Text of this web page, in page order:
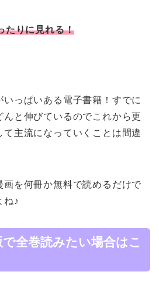
たりに見れる！
いっぱいある電子書籍！すでに
んと伸びているのでこれから更
て主流になっていくことは間違
画を何冊か無料で読めるだけで
ね♪
全巻読みたい場合はこ